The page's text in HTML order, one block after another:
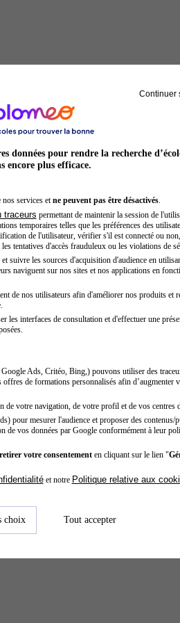
Continuer
données pour rendre la recherche
encore plus efficace.
nos services et ne peuvent pas être désactivés.
traceurs permettant de maintenir la session de
temporaires telles que les préférences des
de l'utilisateur, vérifier s'il est connecté ou
tentatives d'accès frauduleux ou les violations de
suivre les sources d'acquisition d'audience en
naviguent sur nos sites et nos applications en
de nos utilisateurs afin d'améliorer nos produits et
les interfaces de consultation et d'effectuer une
Google Ads, Critéo, Bing,) pouvons utiliser des
de formations personnalisés afin d’augmenter
de votre navigation, de votre profil et de vos centres
pour mesurer l'audience et proposer des contenus/
de vos données par Google conformément à leur
retirer votre consentementen cliquant sur le lien "
et notre Politique relative aux
choix Tout accepter